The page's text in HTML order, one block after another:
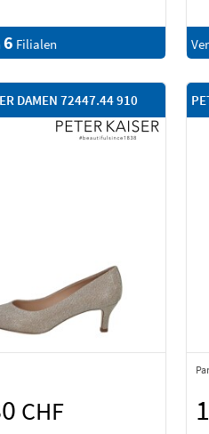
6 Filialen
DAMEN 72447.44 910
CHF